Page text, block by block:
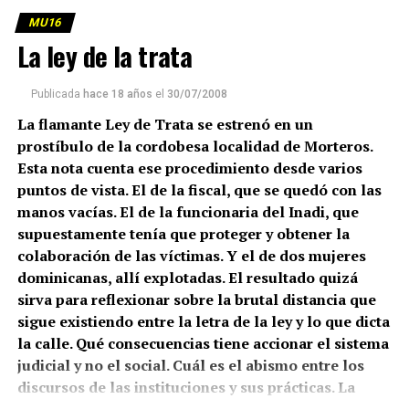
MU16
La ley de la trata
Publicada hace 18 años el 30/07/2008
La flamante Ley de Trata se estrenó en un
prostíbulo de la cordobesa localidad de Morteros.
Esta nota cuenta ese procedimiento desde varios
puntos de vista. El de la fiscal, que se quedó con las
manos vacías. El de la funcionaria del Inadi, que
supuestamente tenía que proteger y obtener la
colaboración de las víctimas. Y el de dos mujeres
dominicanas, allí explotadas. El resultado quizá
sirva para reflexionar sobre la brutal distancia que
sigue existiendo entre la letra de la ley y lo que dicta
la calle. Qué consecuencias tiene accionar el sistema
judicial y no el social. Cuál es el abismo entre los
discursos de las instituciones y sus prácticas. La